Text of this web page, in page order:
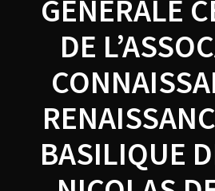
GÉNÉRALE
DE
BASILIQUE